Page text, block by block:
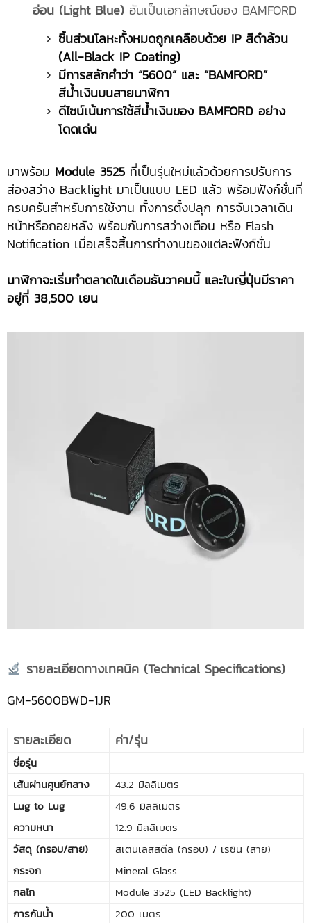
อ่อน (Light Blue) อันเป็นเอกลักษณ์ของ BAMFORD
ชิ้นส่วนโลหะทั้งหมดถูกเคลือบด้วย IP สีดำล้วน
(All-Black IP Coating)
มีการสลักคำว่า “5600” และ “BAMFORD”
สีน้ำเงินบนสายนาฬิกา
ดีไซน์เน้นการใช้สีน้ำเงินของ BAMFORD อย่าง
โดดเด่น
มาพร้อม Module 3525 ที่เป็นรุ่นใหม่แล้วด้วยการปรับการ
ส่องสว่าง Backlight มาเป็นแบบ LED แล้ว พร้อมฟังก์ชั่นที่
ครบครันสำหรับการใช้งาน ทั้งการตั้งปลุก การจับเวลาเดิน
หน้าหรือถอยหลัง พร้อมกับการสว่างเตือน หรือ Flash
Notification เมื่อเสร็จสิ้นการทำงานของแต่ละฟังก์ชั่น
นาฬิกาจะเริ่มทำตลาดในเดือนธันวาคมนี้ และในญี่ปุ่นมีราคา
อยู่ที่ 38,500 เยน
รายละเอียดทางเทคนิค (Technical Specifications)
GM-5600BWD-1JR
รายละเอียด ค่า/รุ่น
ชื่อรุ่น
เส้นผ่านศูนย์กลาง
43.2 มิลลิเมตร
Lug to Lug
49.6 มิลลิเมตร
ความหนา
12.9 มิลลิเมตร
วัสดุ (กรอบ/สาย)
สเตนเลสสตีล (กรอบ) / เรซิน (สาย)
กระจก
Mineral Glass
กลไก
Module 3525 (LED Backlight)
การกันน้ำ
200 เมตร